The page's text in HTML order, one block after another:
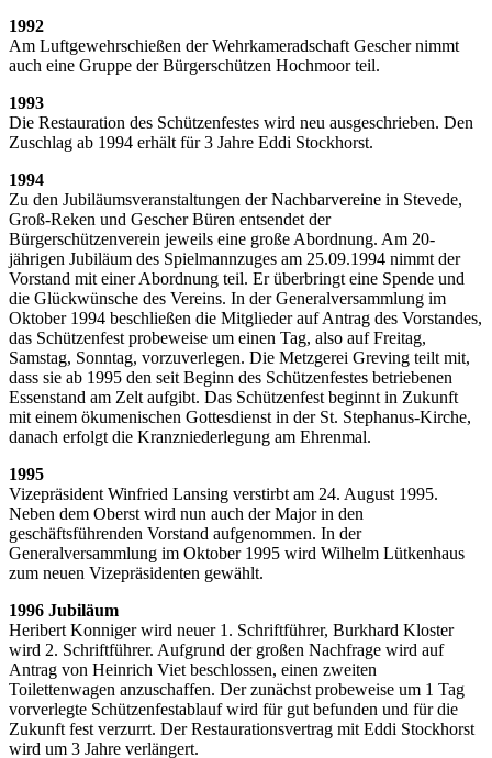
1992
Am Luftgewehrschießen der Wehrkameradschaft Gescher nimmt
auch eine Gruppe der Bürgerschützen Hochmoor teil.
1993
Die Restauration des Schützenfestes wird neu ausgeschrieben. Den
Zuschlag ab 1994 erhält für 3 Jahre Eddi Stockhorst.
1994
Zu den Jubiläumsveranstaltungen der Nachbarvereine in Stevede,
Groß-Reken und Gescher Büren entsendet der
Bürgerschützenverein jeweils eine große Abordnung. Am 20-
jährigen Jubiläum des Spielmannzuges am 25.09.1994 nimmt der
Vorstand mit einer Abordnung teil. Er überbringt eine Spende und
die Glückwünsche des Vereins. In der Generalversammlung im
Oktober 1994 beschließen die Mitglieder auf Antrag des Vorstandes,
das Schützenfest probeweise um einen Tag, also auf Freitag,
Samstag, Sonntag, vorzuverlegen. Die Metzgerei Greving teilt mit,
dass sie ab 1995 den seit Beginn des Schützenfestes betriebenen
Essenstand am Zelt aufgibt. Das Schützenfest beginnt in Zukunft
mit einem ökumenischen Gottesdienst in der St. Stephanus-Kirche,
danach erfolgt die Kranzniederlegung am Ehrenmal.
1995
Vizepräsident Winfried Lansing verstirbt am 24. August 1995.
Neben dem Oberst wird nun auch der Major in den
geschäftsführenden Vorstand aufgenommen. In der
Generalversammlung im Oktober 1995 wird Wilhelm Lütkenhaus
zum neuen Vizepräsidenten gewählt.
1996 Jubiläum
Heribert Konniger wird neuer 1. Schriftführer, Burkhard Kloster
wird 2. Schriftführer. Aufgrund der großen Nachfrage wird auf
Antrag von Heinrich Viet beschlossen, einen zweiten
Toilettenwagen anzuschaffen. Der zunächst probeweise um 1 Tag
vorverlegte Schützenfestablauf wird für gut befunden und für die
Zukunft fest verzurrt. Der Restaurationsvertrag mit Eddi Stockhorst
wird um 3 Jahre verlängert.